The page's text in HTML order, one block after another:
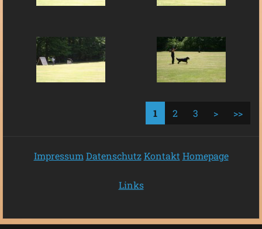
1 2 3 > >>
Impressum Datenschutz Kontakt Homepage
Links